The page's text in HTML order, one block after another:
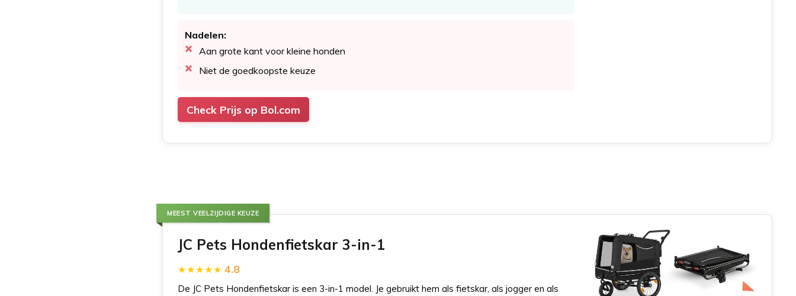
Nadelen:
Aan grote kant voor kleine honden
Niet de goedkoopste keuze
Check Prijs op Bol.com
MEEST VEELZIJDIGE KEUZE
JC Pets Hondenfietskar 3-in-1
4.8
De JC Pets Hondenfietskar is een 3-in-1 model. Je gebruikt hem als fietskar, als jogger en als